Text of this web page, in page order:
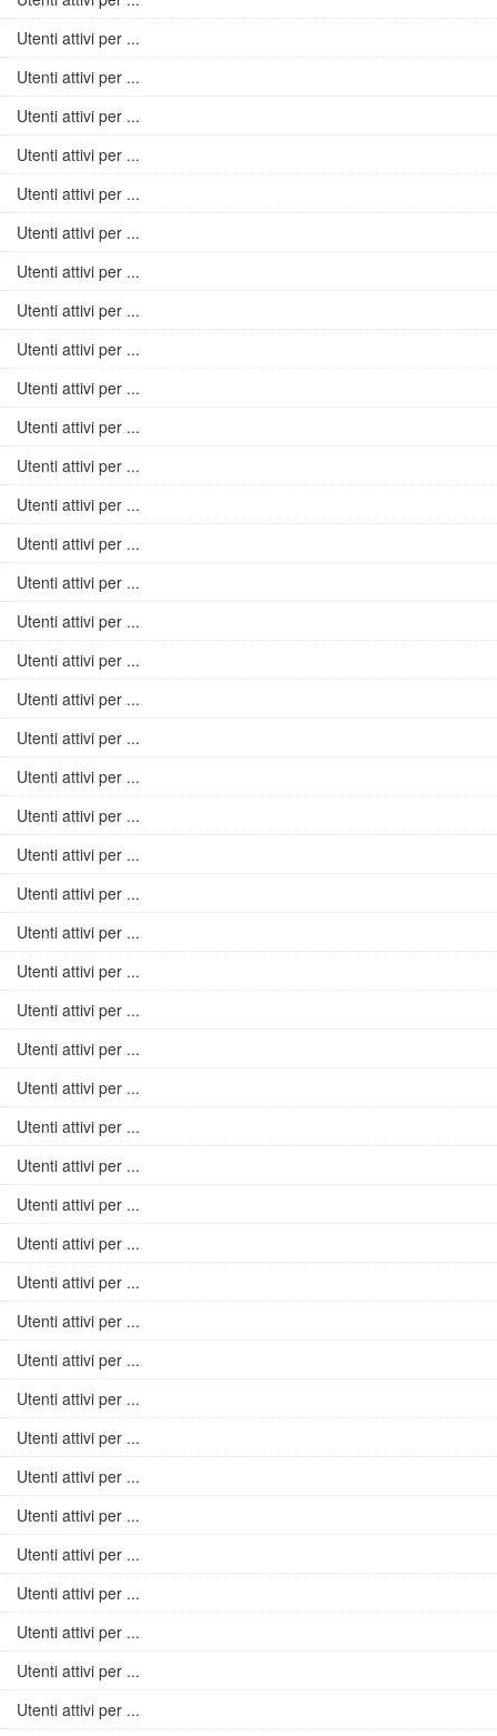
Utenti attivi per ...
Utenti attivi per ...
Utenti attivi per ...
Utenti attivi per ...
Utenti attivi per ...
Utenti attivi per ...
Utenti attivi per ...
Utenti attivi per ...
Utenti attivi per ...
Utenti attivi per ...
Utenti attivi per ...
Utenti attivi per ...
Utenti attivi per ...
Utenti attivi per ...
Utenti attivi per ...
Utenti attivi per ...
Utenti attivi per ...
Utenti attivi per ...
Utenti attivi per ...
Utenti attivi per ...
Utenti attivi per ...
Utenti attivi per ...
Utenti attivi per ...
Utenti attivi per ...
Utenti attivi per ...
Utenti attivi per ...
Utenti attivi per ...
Utenti attivi per ...
Utenti attivi per ...
Utenti attivi per ...
Utenti attivi per ...
Utenti attivi per ...
Utenti attivi per ...
Utenti attivi per ...
Utenti attivi per ...
Utenti attivi per ...
Utenti attivi per ...
Utenti attivi per ...
Utenti attivi per ...
Utenti attivi per ...
Utenti attivi per ...
Utenti attivi per ...
Utenti attivi per ...
Utenti attivi per ...